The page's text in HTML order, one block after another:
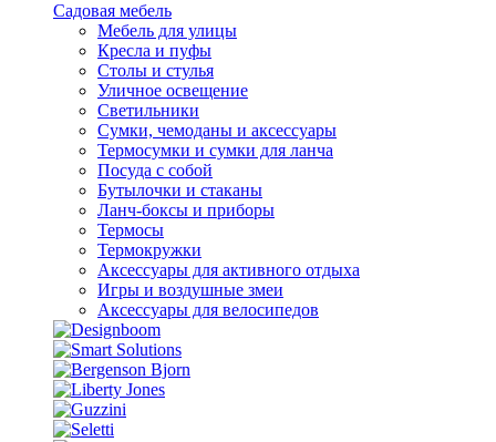
Садовая мебель
Мебель для улицы
Кресла и пуфы
Столы и стулья
Уличное освещение
Светильники
Сумки, чемоданы и аксессуары
Термосумки и сумки для ланча
Посуда с собой
Бутылочки и стаканы
Ланч-боксы и приборы
Термосы
Термокружки
Аксессуары для активного отдыха
Игры и воздушные змеи
Аксессуары для велосипедов